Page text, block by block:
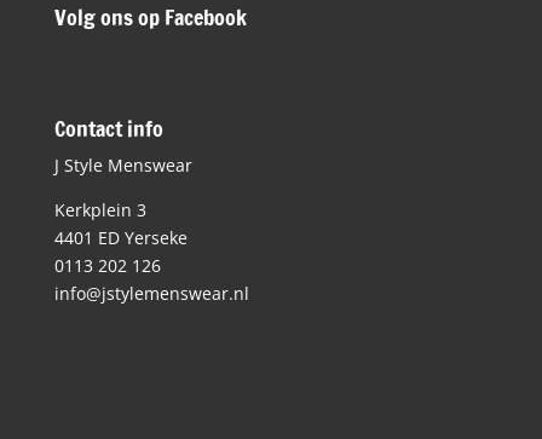
Volg ons op Facebook
Contact info
J Style Menswear
Kerkplein 3
4401 ED Yerseke
0113 202 126
info@jstylemenswear.nl